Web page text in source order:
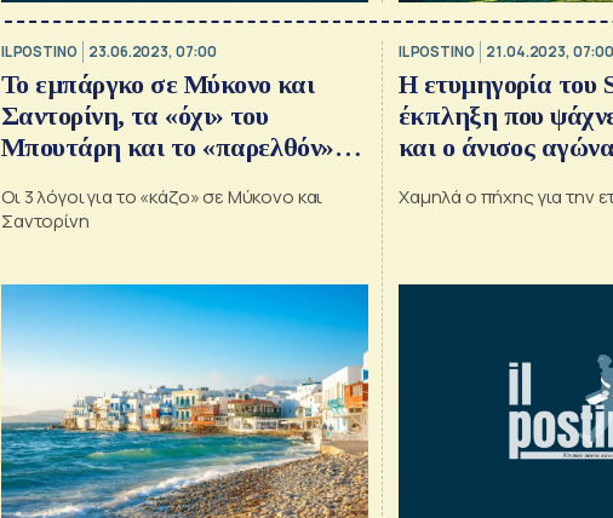
IL POSTINO 23.06.2023, 07:00
Το εμπάργκο σε Μύκονο και
Σαντορίνη, τα «όχι» του
Μπουτάρη και το «παρελθόν»
Οι 3 λόγοι για το «κάζο» σε Μύκονο και
Σαντορίνη
IL POSTINO 21.04.2023, 07:00
Η ετυμηγορία του
έκπληξη που
και ο άνισος
Χαμηλά ο πήχης για την